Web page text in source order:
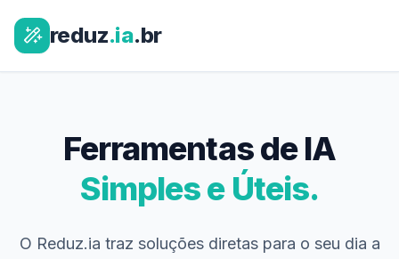
reduz.ia.br
Ferramentas de IA
Simples e Úteis.
O Reduz.ia traz soluções diretas para o seu dia a